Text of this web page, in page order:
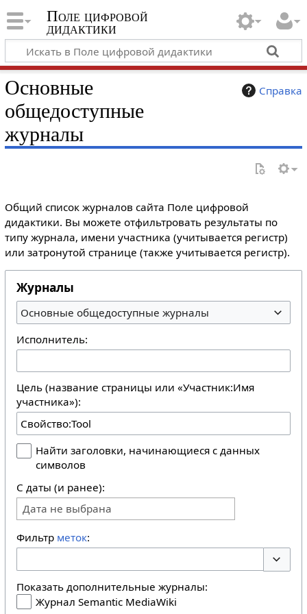
Поле цифровой
дидактики
Справка
Основные
общедоступные
журналы
Общий список журналов сайта Поле цифровой
дидактики. Вы можете отфильтровать результаты по
типу журнала, имени участника (учитывается регистр)
или затронутой странице (также учитывается регистр).
Журналы
Основные общедоступные журналы
Исполнитель:
Цель (название страницы или «Участник:Имя
участника»):
Найти заголовки, начинающиеся с данных
символов
С даты (и ранее):
Дата не выбрана
Фильтр меток:
Показать дополнительные журналы:
Журнал Semantic MediaWiki